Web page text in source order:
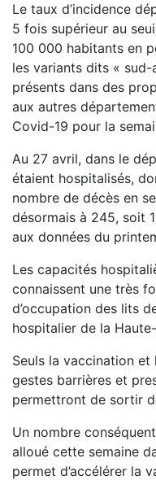
Le taux d’incidence
5 fois supérieur au
100 000 habitants en
les variants dits «
présents dans des
aux autres
Covid-19 pour la
Au 27 avril, dans le
étaient hospitalisés,
nombre de décès en
désormais à 245, soit
aux données du
Les capacités
connaissent une très
d’occupation des lits
hospitalier de la
Seuls la vaccination
gestes barrières et
permettront de sortir
Un nombre
alloué cette semaine
permet d’accélérer la